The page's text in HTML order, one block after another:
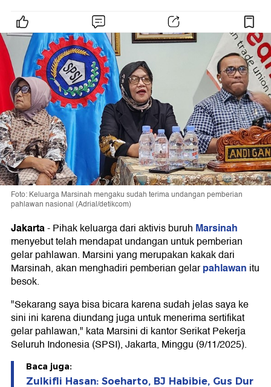
Foto: Keluarga Marsinah mengaku sudah terima undangan pemberian
pahlawan nasional (Adrial/detikcom)
Jakarta-Pihak keluarga dari aktivis buruh Marsinah
menyebut telah mendapat undangan untuk pemberian
gelar pahlawan. Marsini yang merupakan kakak dari
Marsinah, akan menghadiri pemberian gelarpahlawan itu
besok.
"Sekarang saya bisa bicara karena sudah jelas saya ke
sini ini karena diundang juga untuk menerima sertifikat
gelar pahlawan," kata Marsini di kantor Serikat Pekerja
Seluruh Indonesia (SPSI), Jakarta, Minggu (9/11/2025).
Baca juga:
Zulkifli Hasan: Soeharto, BJ Habibie, Gus Dur